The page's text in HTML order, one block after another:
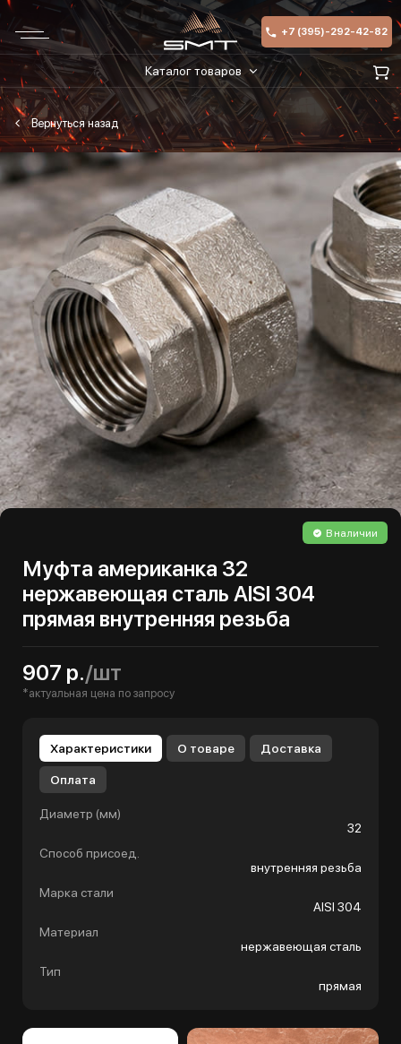
+7 (395)-292-42-82
Каталог товаров
В наличии
Муфта американка 32
нержавеющая сталь AISI 304
прямая внутренняя резьба
907 р./шт
*актуальная цена по запросу
Характеристики О товаре Доставка
Оплата
Диаметр (мм)
32
Способ присоед.
внутренняя резьба
Марка стали
AISI 304
Материал
нержавеющая сталь
Тип
прямая